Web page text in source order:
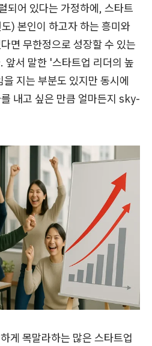
되어 있다는 가정하에, 스타트
) 본인이 하고자 하는 흥미와
면 무한정으로 성장할 수 있는
앞서 말한 '스타트업 리더의 높
지는 부분도 있지만 동시에
내고 싶은 만큼 얼마든지 sky-
게 목말라하는 많은 스타트업